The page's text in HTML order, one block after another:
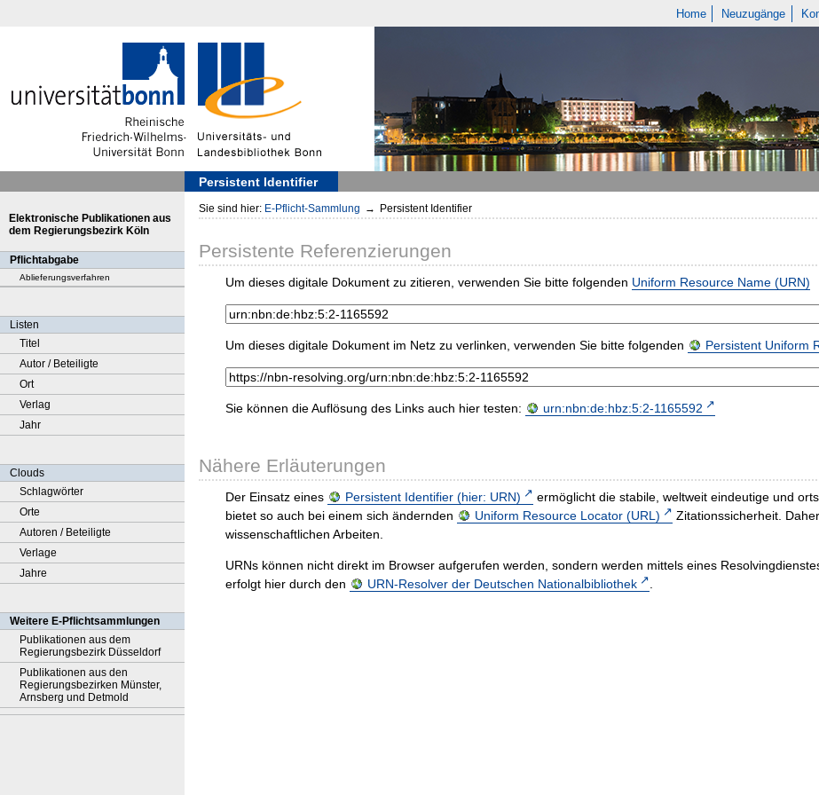
Home Neuzugänge
Persistent Identifier
Elektronische Publikationen aus
dem Regierungsbezirk Köln
Pflichtabgabe
Ablieferungsverfahren
Listen
Titel
Autor / Beteiligte
Ort
Verlag
Jahr
Clouds
Schlagwörter
Orte
Autoren / Beteiligte
Verlage
Jahre
Weitere E-Pflichtsammlungen
Publikationen aus dem
Regierungsbezirk Düsseldorf
Publikationen aus den
Regierungsbezirken Münster,
Arnsberg und Detmold
Sie sind hier: E-Pflicht-Sammlung → Persistent Identifier
Persistente Referenzierungen
Um dieses digitale Dokument zu zitieren, verwenden Sie bitte folgenden Uniform Resource Name (URN)
Um dieses digitale Dokument im Netz zu verlinken, verwenden Sie bitte folgenden Persistent Uniform
Sie können die Auflösung des Links auch hier testen: urn:nbn:de:hbz:5:2-1165592
Nähere Erläuterungen
Der Einsatz eines Persistent Identifier (hier: URN)
ermöglicht die stabile, weltweit eindeutige und
bietet so auch bei einem sich ändernden
Uniform Resource Locator (URL)
Zitationssicherheit.
wissenschaftlichen Arbeiten.
URNs können nicht direkt im Browser aufgerufen werden, sondern werden mittels eines
erfolgt hier durch den
URN-Resolver der Deutschen Nationalbibliothek .